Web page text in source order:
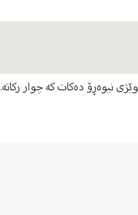
نیوەڕۆ دەكات كە چوار ركاتە.